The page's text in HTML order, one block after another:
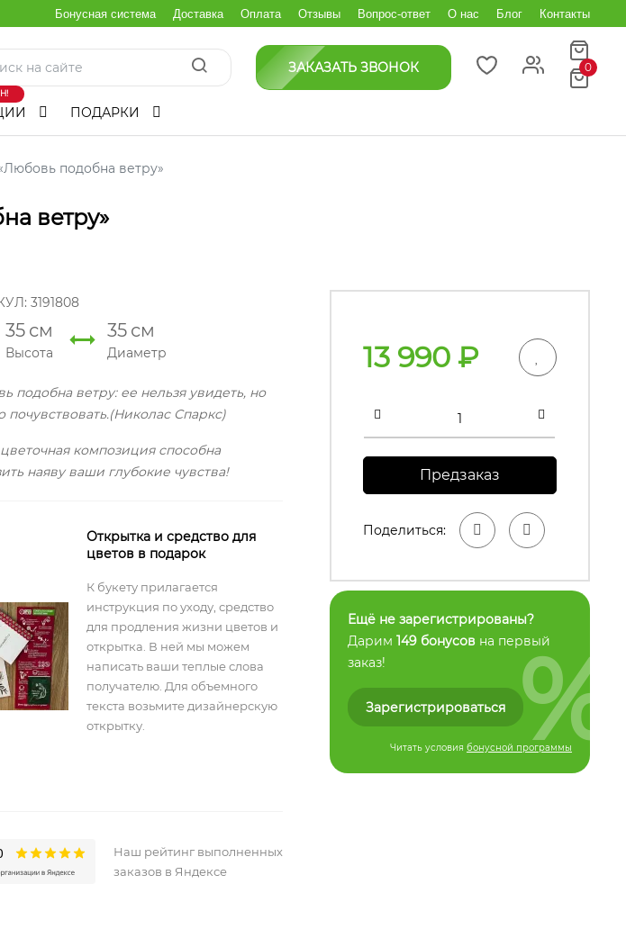
Бонусная система Доставка Оплата Отзывы Вопрос-ответ О нас Блог Контакты
ЗАКАЗАТЬ ЗВОНОК 0
ПОДАРКИ
подобна ветру»
ветру»
3191808
35 см
Высота
35 см
Диаметр
подобна ветру: ее нельзя увидеть, но
почувствовать.(Николас Спаркс)
цветочная композиция способна
наяву ваши глубокие чувства!
Открытка и средство для
цветов в подарок
К букету прилагается
инструкция по уходу, средство
для продления жизни цветов и
открытка. В ней мы можем
написать ваши теплые слова
получателю. Для объемного
текста возьмите дизайнерскую
открытку.
Наш рейтинг выполненных
заказов в Яндексе
13 990₽
Предзаказ
Поделиться:
Ещё не зарегистрированы?
Дарим 149 бонусовна первый
заказ!
Зарегистрироваться
Читать условия бонусной программы
%